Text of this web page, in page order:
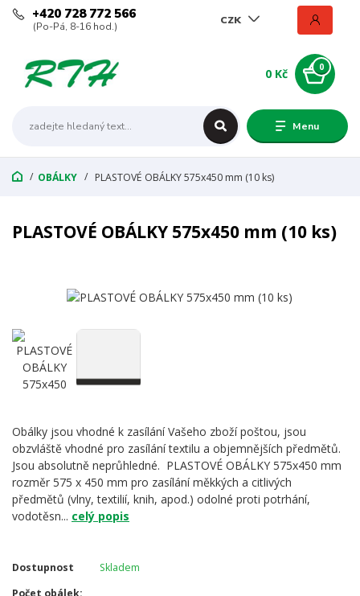
Menu
CZK
+420 728 772 566
(Po-Pá, 8-16 hod.)
0
0 Kč
OBÁLKY PLASTOVÉ OBÁLKY 575x450 mm (10 ks)
PLASTOVÉ OBÁLKY 575x450 mm (10 ks)
Obálky jsou vhodné k zasílání Vašeho zboží poštou, jsou
obzvláště vhodné pro zasílání textilu a objemnějších předmětů.
Jsou absolutně neprůhledné. PLASTOVÉ OBÁLKY 575x450 mm
rozměr 575 x 450 mm pro zasílání měkkých a citlivých
předmětů (vlny, textilií, knih, apod.) odolné proti potrhání,
vodotěsn... celý popis
Dostupnost
Skladem
Počet obálek: